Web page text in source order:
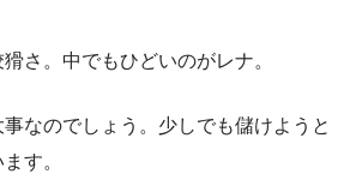
さ。中でもひどいのがレナ。
なのでしょう。少しでも儲けようと
す。